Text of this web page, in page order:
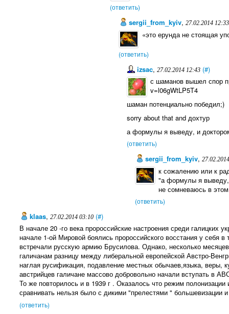
(ответить)
sergii_from_kyiv, 27.02.2014 12:33
«это ерунда не стоящая
(ответить)
izsac,27.02.2014 12:43 (#)
с шаманов вышел спор
v=l06gWtLP5T4
шаман потенциально победил;)
sorry about that and дохтур
а формулы я выведу, и
(ответить)
sergii_from_kyiv,
к сожалению или к
"а формулы я выведу,
не сомневаюсь в
(ответить)
klaas, 27.02.2014 03:10 (#)
В начале 20 -го века пророссийские настроения среди галицких
начале 1-ой Мировой боялись пророссийского восстания у себя
встречали русскую армию Брусилова. Однако, несколько
галичанам разницу между либеральной европейской Австро-
наглая русификация, подавление местных обычаев,языка, веры,
австрийцев галичане массово добровольно начали вступать
То же повторилось и в 1939 г . Оказалось что режим
сравнивать нельзя было с дикими "прелестями " большевизации
(ответить)